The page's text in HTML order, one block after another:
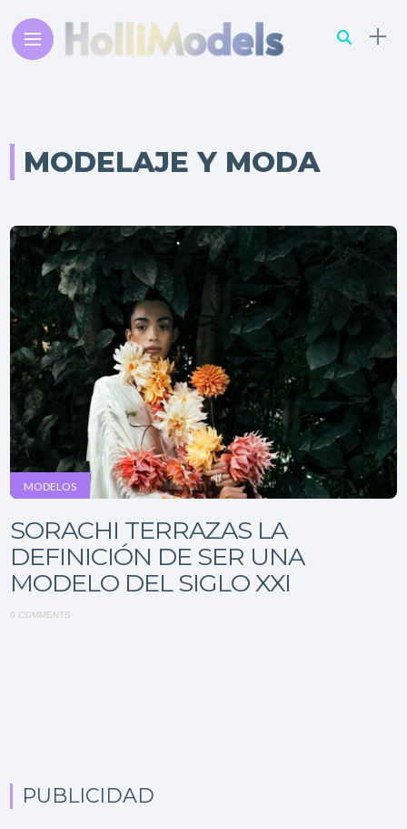
MODELAJE Y MODA
MODELOS
SORACHI TERRAZAS LA
DEFINICIÓN DE SER UNA
MODELO DEL SIGLO XXI
0 COMMENTS
PUBLICIDAD